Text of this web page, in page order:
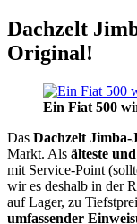
Dachzelt
Original!
Ein Fiat 500
Das Dachzelt Jimba-
Markt. Als älteste
mit Service-Point
wir es deshalb in der
auf Lager, zu
umfassender